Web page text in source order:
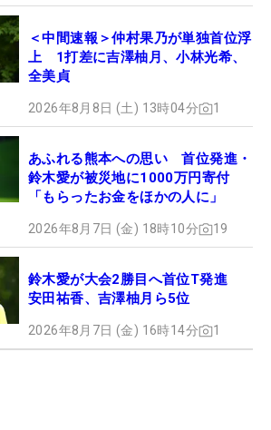
＜中間速報＞仲村果乃が単独首位浮
上 1打差に吉澤柚月、小林光希、
全美貞
2026年8月8日 (土) 13時04分 1
あふれる熊本への思い 首位発進・
鈴木愛が被災地に1000万円寄付
「もらったお金をほかの人に」
2026年8月7日 (金) 18時10分 19
鈴木愛が大会2勝目へ首位T発進
安田祐香、吉澤柚月ら5位
2026年8月7日 (金) 16時14分 1